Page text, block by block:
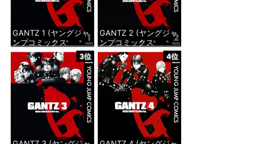
GANTZ 1 (ヤングジャ
ンプコミックス
DIGITAL)
価格：¥100
GANTZ 2 (ヤングジャ
ンプコミックス
DIGITAL)
価格：¥100
3位 4位